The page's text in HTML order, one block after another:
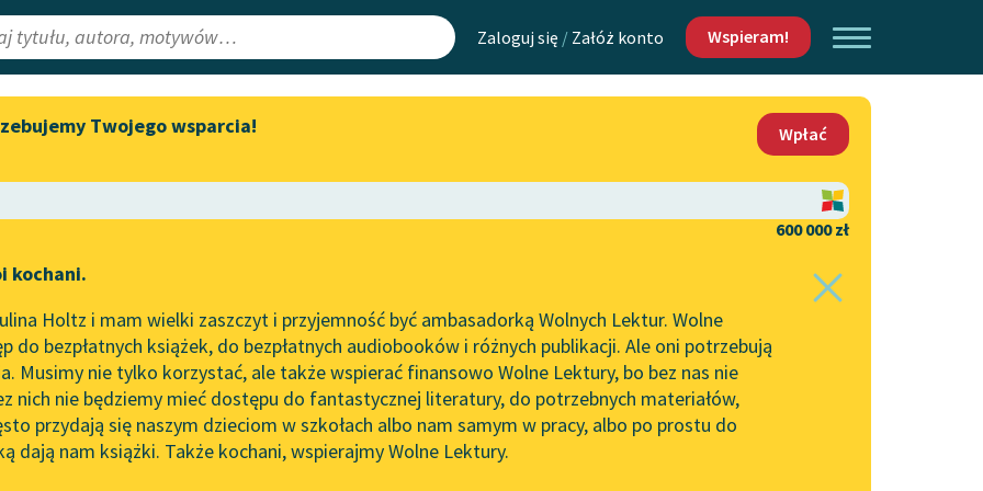
Zaloguj się / Załóż konto Wspieram!
Lektury
redakcyjne
Aktualności
„Prokurator Alicja Horn” do
literatury skandynawskiej
Spotkanie z Katarzyną Tunkiel
w Oslo
102. lata temu zmarł Joseph
Conrad
Mapa Wolnych Lektur
Leśmianator
API
OAI-PMH
Widget Wolnych Lektur
Kontakt
O projekcie
Zasady wykorzystania
Wolnych Lektur
Logotypy
Materiały promocyjne
Twojego wsparcia!
Wpłać
600 000 zł
kochani.
Holtz i mam wielki zaszczyt i przyjemność być ambasadorką Wolnych Lektur. Wolne
do bezpłatnych książek, do bezpłatnych audiobooków i różnych publikacji. Ale oni potrzebują
Musimy nie tylko korzystać, ale także wspierać finansowo Wolne Lektury, bo bez nas nie
nich nie będziemy mieć dostępu do fantastycznej literatury, do potrzebnych materiałów,
przydają się naszym dzieciom w szkołach albo nam samym w pracy, albo po prostu do
dają nam książki. Także kochani, wspierajmy Wolne Lektury.
Popp✖ Pamiętnik✖